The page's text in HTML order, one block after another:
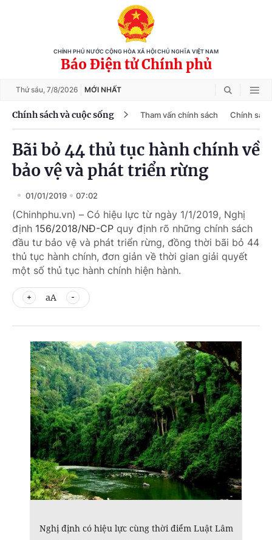
CHÍNH PHỦ NƯỚC CỘNG HÒA XÃ HỘI CHỦ NGHĨA VIỆT NAM
Báo Điện tử Chính phủ
Thứ sáu, 7/8/2026 MỚI NHẤT
Chính sách và cuộc sống Tham vấn chính sách Chính
Bãi bỏ 44 thủ tục hành chính về
bảo vệ và phát triển rừng
01/01/2019 07:02
(Chinhphu.vn) – Có hiệu lực từ ngày 1/1/2019, Nghị
định 156/2018/NĐ-CP quy định rõ những chính sách
đầu tư bảo vệ và phát triển rừng, đồng thời bãi bỏ 44
thủ tục hành chính, đơn giản về thời gian giải quyết
một số thủ tục hành chính hiện hành.
aA
Nghị định có hiệu lực cùng thời điểm Luật Lâm